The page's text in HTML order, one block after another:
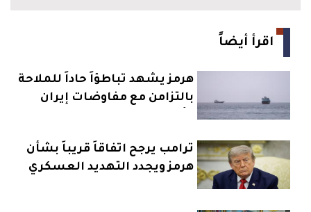
اقرأ أيضاً
هرمز يشهد تباطؤاً حاداً للملاحة
بالتزامن مع مفاوضات إيران
ترامب يرجح اتفاقاً قريباً بشأن
هرمز ويجدد التهديد العسكري